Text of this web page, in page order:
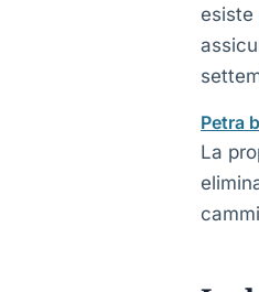
esiste
Petra
La